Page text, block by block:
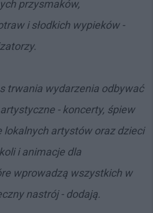
przysmaków,
i słodkich wypieków -
trwania wydarzenia odbywać
- koncerty, śpiew
lokalnych artystów oraz dzieci
i animacje dla
wprowadzą wszystkich w
nastrój - dodają.